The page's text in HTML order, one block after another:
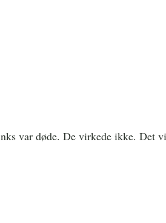
var døde. De virkede ikke. Det